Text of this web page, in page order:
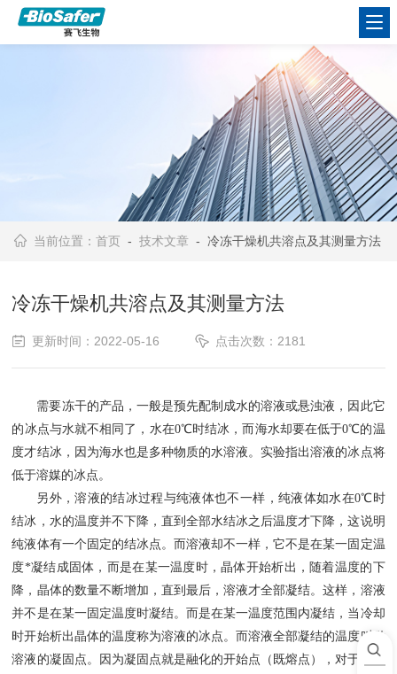
当前位置：首页 -技术文章 - 冷冻干燥机共溶点及其测量方法
冷冻干燥机共溶点及其测量方法
更新时间：2022-05-16 点击次数：2181
需要冻干的产品，一般是预先配制成水的溶液或悬浊液，因此它
的冰点与水就不相同了，水在0℃时结冰，而海水却要在低于0℃的温
度才结冰，因为海水也是多种物质的水溶液。实验指出溶液的冰点将
低于溶媒的冰点。
另外，溶液的结冰过程与纯液体也不一样，纯液体如水在0℃时
结冰，水的温度并不下降，直到全部水结冰之后温度才下降，这说明
纯液体有一个固定的结冰点。而溶液却不一样，它不是在某一固定温
度*凝结成固体，而是在某一温度时，晶体开始析出，随着温度的下
降，晶体的数量不断增加，直到最后，溶液才全部凝结。这样，溶液
并不是在某一固定温度时凝结。而是在某一温度范围内凝结，当冷却
时开始析出晶体的温度称为溶液的冰点。而溶液全部凝结的温度叫做
溶液的凝固点。因为凝固点就是融化的开始点（既熔点），对于溶液